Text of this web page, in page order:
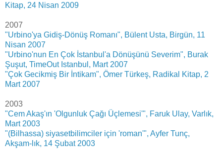
Kitap, 24 Nisan 2009
2007
"Urbino'ya Gidiş-Dönüş Romanı", Bülent Usta, Birgün, 11
Nisan 2007
"Urbino'nun En Çok İstanbul'a Dönüşünü Severim", Burak
Şuşut, TimeOut Istanbul, Mart 2007
"Çok Gecikmiş Bir İntikam", Ömer Türkeş, Radikal Kitap, 2
Mart 2007
2003
"Cem Akaş'ın 'Olgunluk Çağı Üçlemesi'", Faruk Ulay, Varlık,
Mart 2003
"(Bilhassa) siyasetbilimciler için 'roman'", Ayfer Tunç,
Akşam-lık, 14 Şubat 2003